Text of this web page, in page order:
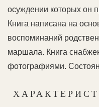
осуждении которых он
Книга написана на
воспоминаний
маршала. Книга
фотографиями.